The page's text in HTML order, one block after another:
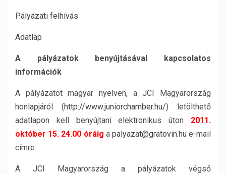
Pályázati felhívás
Adatlap
A pályázatok benyújtásával kapcsolatos
információk
A pályázatot magyar nyelven, a JCI Magyarország
honlapjáról (http://www.juniorchamber.hu/) letölthető
adatlapon kell benyújtani elektronikus úton 2011.
október 15. 24.00 óráig a palyazat@gratovin.hue-mail
címre.
A JCI Magyarország a pályázatok végső